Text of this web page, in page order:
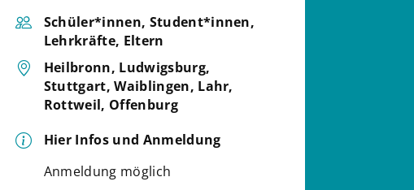
Schüler*innen, Student*innen,
Lehrkräfte, Eltern
Heilbronn, Ludwigsburg,
Stuttgart, Waiblingen, Lahr,
Rottweil, Offenburg
Hier Infos und Anmeldung
Anmeldung möglich